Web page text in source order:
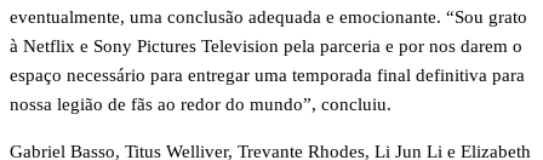
eventualmente, uma conclusão adequada e emocionante. “Sou grato
à Netflix e Sony Pictures Television pela parceria e por nos darem o
espaço necessário para entregar uma temporada final definitiva para
nossa legião de fãs ao redor do mundo”, concluiu.
Gabriel Basso, Titus Welliver, Trevante Rhodes, Li Jun Li e Elizabeth